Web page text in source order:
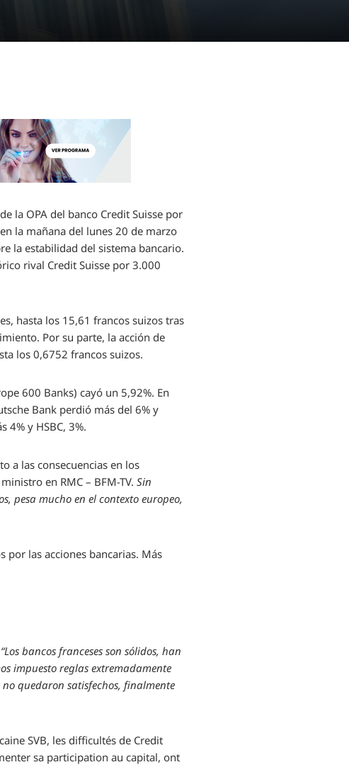
la OPA del banco Credit Suisse por
la mañana del lunes 20 de marzo
la estabilidad del sistema bancario.
rival Credit Suisse por 3.000
hasta los 15,61 francos suizos tras
Por su parte, la acción de
los 0,6752 francos suizos.
600 Banks) cayó un 5,92%. En
Bank perdió más del 6% y
4% y HSBC, 3%.
a las consecuencias en los
en RMC – BFM-TV.Sin
pesa mucho en el contexto europeo,
por las acciones bancarias. Más
“Los bancos franceses son sólidos, han
impuesto reglas extremadamente
quedaron satisfechos, finalmente
SVB, les difficultés de Credit
sa participation au capital, ont